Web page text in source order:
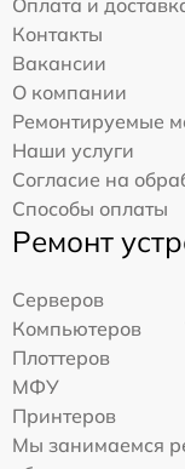
Оплата и
Контакты
Вакансии
О компании
Ремонтируемые
Наши услуги
Согласие на
Способы оплаты
Ремонт
Серверов
Компьютеров
Плоттеров
МФУ
Принтеров
Мы занимаемся